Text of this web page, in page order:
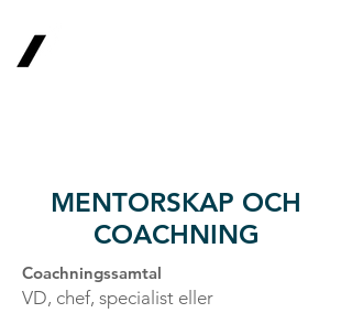
MENTORSKAP OCH
COACHNING
Coachningssamtal
VD, chef, specialist eller